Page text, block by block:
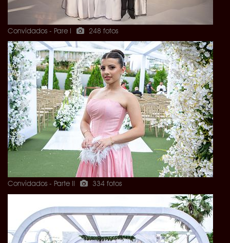
Convidados - Pare I 248 fotos
Convidados - Parte II 334 fotos